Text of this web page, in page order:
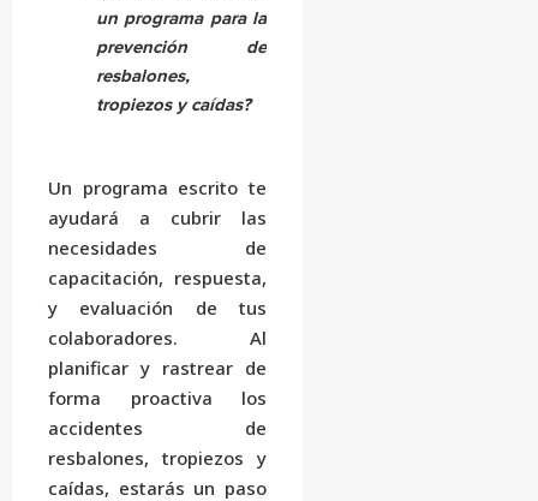
un programa para la
prevención de
resbalones,
tropiezos y caídas?
Un programa escrito te
ayudará a cubrir las
necesidades de
capacitación, respuesta,
y evaluación de tus
colaboradores. Al
planificar y rastrear de
forma proactiva los
accidentes de
resbalones, tropiezos y
caídas, estarás un paso